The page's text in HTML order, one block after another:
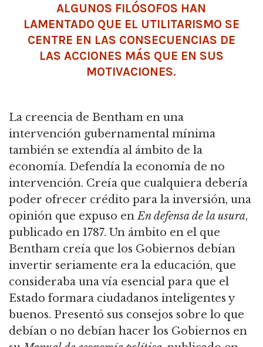
ALGUNOS FILÓSOFOS HAN
LAMENTADO QUE EL UTILITARISMO SE
CENTRE EN LAS CONSECUENCIAS DE
LAS ACCIONES MÁS QUE EN SUS
MOTIVACIONES.
La creencia de Bentham en una
intervención gubernamental mínima
también se extendía al ámbito de la
economía. Defendía la economía de no
intervención. Creía que cualquiera debería
poder ofrecer crédito para la inversión, una
opinión que expuso enEndefensa de la usura,
publicado en 1787. Un ámbito en el que
Bentham creía que los Gobiernos debían
invertir seriamente era la educación, que
consideraba una vía esencial para que el
Estado formara ciudadanos inteligentes y
buenos. Presentó sus consejos sobre lo que
debían o no debían hacer los Gobiernos en